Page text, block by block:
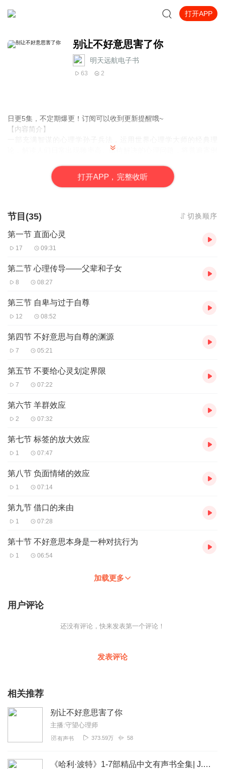
打开APP
别让不好意思害了你
明天远航电子书
63 2
日更5集，不定期爆更！订阅可以收到更新提醒哦~
【内容简介】
论，解读人们日常出现频率高、亟待解决的心理问题，将普遍案例
的根源，直击生活中躲藏在各种行为背后的心理隐患。充满谐趣的
心理学知识令人耳目一新，切实的解决方案让人醍醐灌顶。人们能
作者：龙湘涛
我是明天远航小说的AI主播，更新稳定，为您播讲优质小说~欢迎关
打开APP，完整收听
节目(35) 切换顺序
第一节 直面心灵
17 09:31
第二节 心理传导——父辈和子女
8 08:27
第三节 自卑与过于自尊
12 08:52
第四节 不好意思与自尊的渊源
7 05:21
第五节 不要给心灵划定界限
7 07:22
第六节 羊群效应
2 07:32
第七节 标签的放大效应
1 07:47
第八节 负面情绪的效应
1 07:14
第九节 借口的来由
1 07:28
第十节 不好意思本身是一种对抗行为
1 06:54
加载更多
用户评论
还没有评论，快来发表第一个评论！
发表评论
相关推荐
别让不好意思害了你
主播:守望心理师
有声书 373.59万 58
《哈利·波特》1-7部精品中文有声书全集| J.K.罗琳原著，光合积木演播